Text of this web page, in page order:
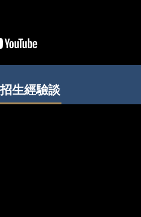
生經驗談